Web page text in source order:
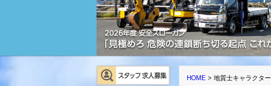
HOME > 地質士キャラクター